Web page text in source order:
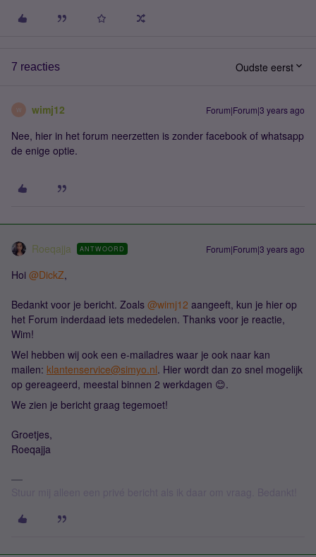
7 reacties Oudste eerst
W wimj12 Forum|Forum|3 years ago
Nee, hier in het forum neerzetten is zonder facebook of whatsapp
de enige optie.
Roeqajja ANTWOORD Forum|Forum|3 years ago
Hoi @DickZ,
Bedankt voor je bericht. Zoals @wimj12 aangeeft, kun je hier op
het Forum inderdaad iets mededelen. Thanks voor je reactie,
Wim!
Wel hebben wij ook een e-mailadres waar je ook naar kan
mailen: klantenservice@simyo.nl. Hier wordt dan zo snel mogelijk
op gereageerd, meestal binnen 2 werkdagen 😊.
We zien je bericht graag tegemoet!
Groetjes,
Roeqajja